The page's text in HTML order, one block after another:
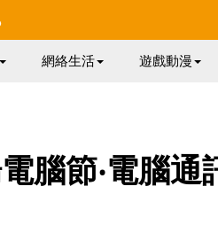
網絡生活 遊戲動漫
腦節‧電腦